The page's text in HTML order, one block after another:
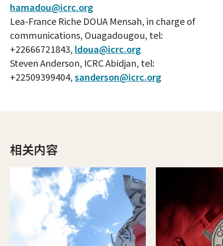
hamadou@icrc.org
Lea-France Riche DOUA Mensah, in charge of
communications, Ouagadougou, tel:
+22666721843, ldoua@icrc.org
Steven Anderson, ICRC Abidjan, tel:
+22509399404,sanderson@icrc.org
相关内容